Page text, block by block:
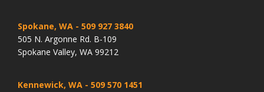
Spokane, WA - 509 927 3840
505 N. Argonne Rd. B-109
Spokane Valley, WA 99212
Kennewick, WA - 509 570 1451